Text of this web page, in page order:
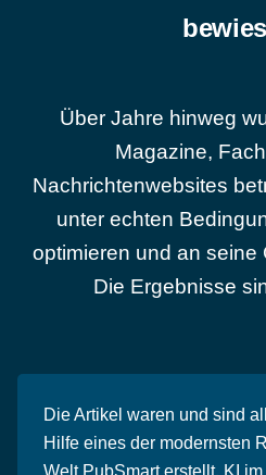
Über Jahre hinweg
Magazine,
Nachrichtenwebsites
unter echten
optimieren und an seine
Die Ergebnisse
Die Artikel waren und sind
Hilfe eines der modernsten
Welt PubSmart erstellt. KI